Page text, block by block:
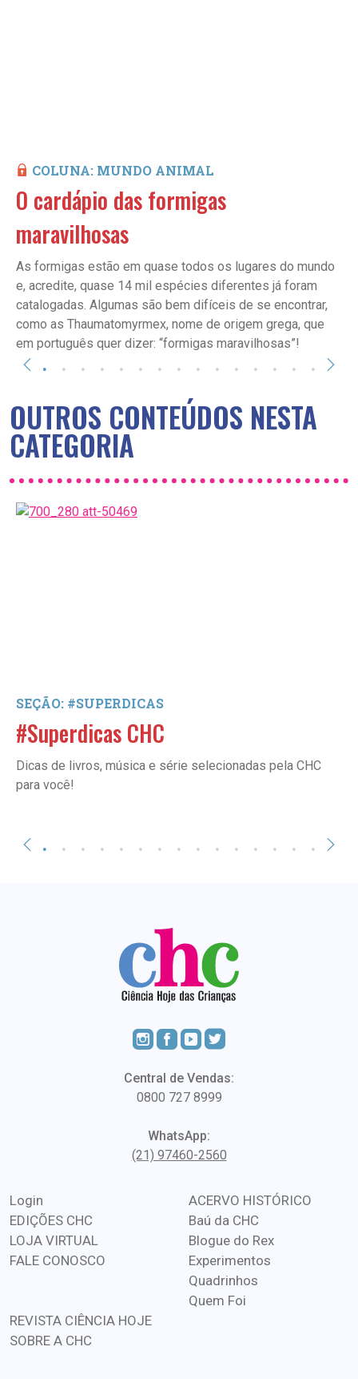
COLUNA: MUNDO ANIMAL
O cardápio das formigas
maravilhosas
As formigas estão em quase todos os lugares do mundo
e, acredite, quase 14 mil espécies diferentes já foram
catalogadas. Algumas são bem difíceis de se encontrar,
como as Thaumatomyrmex, nome de origem grega, que
em português quer dizer: “formigas maravilhosas”!
OUTROS CONTEÚDOS NESTA
CATEGORIA
SEÇÃO: #SUPERDICAS
#Superdicas CHC
Dicas de livros, música e série selecionadas pela CHC
para você!
Central de Vendas:
0800 727 8999
WhatsApp:
(21) 97460-2560
Login
EDIÇÕES CHC
LOJA VIRTUAL
FALE CONOSCO
ACERVO HISTÓRICO
Baú da CHC
Blogue do Rex
Experimentos
Quadrinhos
Quem Foi
REVISTA CIÊNCIA HOJE
SOBRE A CHC